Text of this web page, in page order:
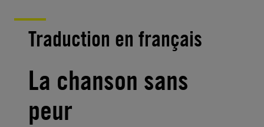
Traduction en français
La chanson sans
peur